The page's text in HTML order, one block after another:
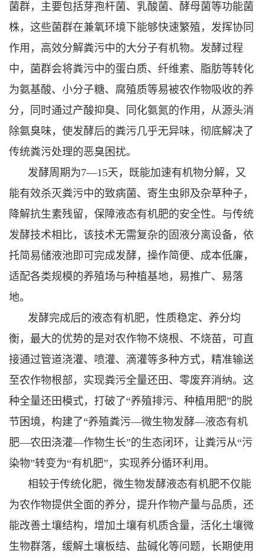
菌群，主要包括芽孢杆菌、乳酸菌、酵母菌等功能菌
株，这些菌群在兼氧环境下能够快速繁殖，发挥协同
作用，高效分解粪污中的大分子有机物。发酵过程
中，菌群会将粪污中的蛋白质、纤维素、脂肪等转化
为氨基酸、小分子糖、腐殖质等易被农作物吸收的养
分，同时通过产酸抑臭、同化氨氮的作用，从源头消
除氨臭味，使发酵后的粪污几乎无异味，彻底解决了
传统粪污处理的恶臭困扰。
发酵周期为7—15天，既能加速有机物分解，又
能有效杀灭粪污中的致病菌、寄生虫卵及杂草种子，
降解抗生素残留，保障液态有机肥的安全性。与传统
发酵技术相比，该技术无需复杂的固液分离设备，依
托简易储液池即可完成发酵，操作简便、成本低廉，
适配各类规模的养殖场与种植基地，易推广、易落
地。
发酵完成后的液态有机肥，性质稳定、养分均
衡，最大的优势的是对农作物不烧根、不烧苗，可直
接通过管道浇灌、喷灌、滴灌等多种方式，精准输送
至农作物根部，实现粪污全量还田、零废弃消纳。这
种全量还田模式，打破了“养殖排污、种植用肥”的脱
节困境，构建了“养殖粪污—微生物发酵—液态有机
肥—农田浇灌—作物生长”的生态闭环，让粪污从“污
染物”转变为“有机肥”，实现养分循环利用。
相较于传统化肥，微生物发酵液态有机肥不仅能
为农作物提供全面的养分，提升作物产量与品质，还
能改善土壤结构，增加土壤有机质含量，活化土壤微
生物群落，缓解土壤板结、盐碱化等问题，长期使用